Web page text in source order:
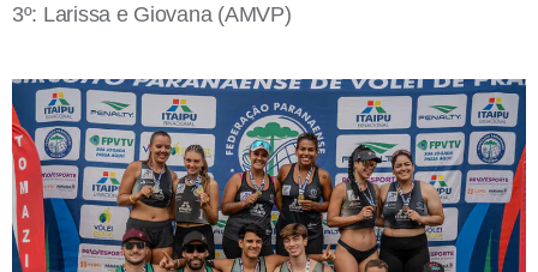
3º: Larissa e Giovana (AMVP)